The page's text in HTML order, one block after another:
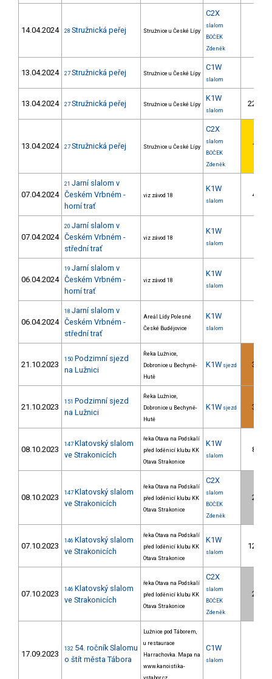
14.04.2024 28 Stružnická peřej Stružnice u České Lípy
C2X
slalom
BOČEK
Zdeněk
13.04.2024 27 Stružnická peřej Stružnice u České Lípy
C1W
slalom
13.04.2024 27 Stružnická peřej Stružnice u České Lípy
K1W
slalom
22.
13.04.2024 27 Stružnická peřej Stružnice u České Lípy
C2X
slalom
BOČEK
Zdeněk
1.
07.04.2024
21 Jarní slalom v
Českém Vrbném -
horní trať
viz závod 18
K1W
slalom
4.
07.04.2024
20 Jarní slalom v
Českém Vrbném -
střední trať
viz závod 18
K1W
slalom
06.04.2024
19 Jarní slalom v
Českém Vrbném -
horní trať
viz závod 18
K1W
slalom
06.04.2024
18 Jarní slalom v
Českém Vrbném -
střední trať
Areál Lídy Polesné
České Budějovice
K1W
slalom
21.10.2023
150 Podzimní sjezd
na Lužnici
Řeka Lužnice,
Dobronice u Bechyně-
Hutě
K1W sjezd 3.
21.10.2023
151 Podzimní sjezd
na Lužnici
Řeka Lužnice,
Dobronice u Bechyně-
Hutě
K1W sjezd 3.
08.10.2023
147 Klatovský slalom
ve Strakonicích
řeka Otava na Podskalí
před loděnicí klubu KK
Otava Strakonice
K1W
slalom
8.
08.10.2023 147 Klatovský slalom
ve Strakonicích
řeka Otava na Podskalí
před loděnicí klubu KK
Otava Strakonice
C2X
slalom
BOČEK
Zdeněk
2.
07.10.2023
146 Klatovský slalom
ve Strakonicích
řeka Otava na Podskalí
před loděnicí klubu KK
Otava Strakonice
K1W
slalom
12.
07.10.2023 146 Klatovský slalom
ve Strakonicích
řeka Otava na Podskalí
před loděnicí klubu KK
Otava Strakonice
C2X
slalom
BOČEK
Zdeněk
2.
17.09.2023
132 54. ročník Slalomu
o štít města Tábora
Lužnice pod Táborem,
u restaurace
Harrachovka. Mapa na
www.kanoistika-
C1W
slalom